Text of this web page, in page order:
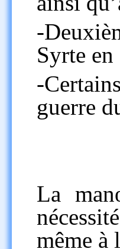
-
Syrte
-
guerre
La
même à